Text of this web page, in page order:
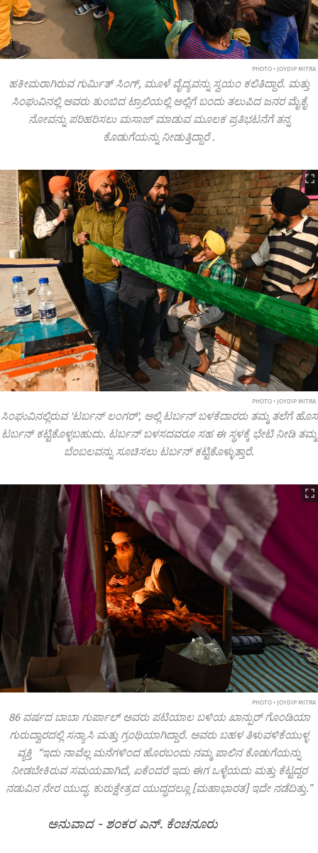
PHOTO • JOYDIP MITRA
ಹಕೀಮರಾಗಿರುವ ಗುರ್ಮಿತ್‌ ಸಿಂಗ್‌, ಮೂಳೆ ವೈದ್ಯವನ್ನು ಸ್ವಯಂ ಕಲಿತಿದ್ದಾರೆ. ಮತ್ತು
ಸಿಂಘುವಿನಲ್ಲಿ ಅವರು ತುಂಬಿದ ಟ್ರಾಲಿಯಲ್ಲಿ ಅಲ್ಲಿಗೆ ಬಂದು ತಲುಪಿದ ಜನರ ಮೈಕೈ
ನೋವನ್ನು ಪರಿಹರಿಸಲು ಮಸಾಜ್‌ ಮಾಡುವ ಮೂಲಕ ಪ್ರತಿಭಟನೆಗೆ ತನ್ನ
ಕೊಡುಗೆಯನ್ನು ನೀಡುತ್ತಿದ್ದಾರೆ.
PHOTO • JOYDIP MITRA
ಸಿಂಘುವಿನಲ್ಲಿರುವ 'ಟರ್ಬನ್ ಲಂಗರ್', ಅಲ್ಲಿ ಟರ್ಬನ್ ಬಳಕೆದಾರರು ತಮ್ಮ ತಲೆಗೆ ಹೊಸ
ಟರ್ಬನ್ ಕಟ್ಟಿಕೊಳ್ಳಬಹುದು. ಟರ್ಬನ್ ಬಳಸದವರೂ ಸಹ ಈ ಸ್ಥಳಕ್ಕೆ ಭೇಟಿ ನೀಡಿ ತಮ್ಮ
ಬೆಂಬಲವನ್ನು ಸೂಚಿಸಲು ಟರ್ಬನ್ ಕಟ್ಟಿಕೊಳ್ಳುತ್ತಾರೆ.
PHOTO • JOYDIP MITRA
86 ವರ್ಷದ ಬಾಬಾ ಗುರ್ಪಾಲ್ ಅವರು ಪಟಿಯಾಲ ಬಳಿಯ ಖಾನ್ಪುರ್ ಗೊಂಡಿಯಾ
ಗುರುದ್ವಾರದಲ್ಲಿ ಸನ್ಯಾಸಿ ಮತ್ತು ಗ್ರಂಥಿಯಾಗಿದ್ದಾರೆ. ಅವರು ಬಹಳ ತಿಳುವಳಿಕೆಯುಳ್ಳ
ವ್ಯಕ್ತಿ “ಇದು ನಾವೆಲ್ಲ ಮನೆಗಳಿಂದ ಹೊರಬಂದು ನಮ್ಮ ಪಾಲಿನ ಕೊಡುಗೆಯನ್ನು
ನೀಡಬೇಕಿರುವ ಸಮಯವಾಗಿದೆ, ಏಕೆಂದರೆ ಇದು ಈಗ ಒಳ್ಳೆಯದು ಮತ್ತು ಕೆಟ್ಟದ್ದರ
ನಡುವಿನ ನೇರ ಯುದ್ಧ. ಕುರುಕ್ಷೇತ್ರದ ಯುದ್ಧದಲ್ಲೂ [ಮಹಾಭಾರತ] ಇದೇ ನಡೆದಿತ್ತು.”
ಅನುವಾದ - ಶಂಕರ ಎನ್. ಕೆಂಚನೂರು